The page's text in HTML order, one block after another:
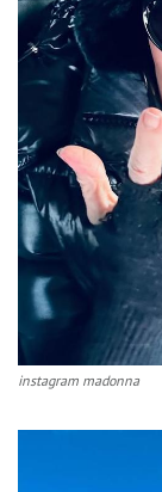
instagram madonna